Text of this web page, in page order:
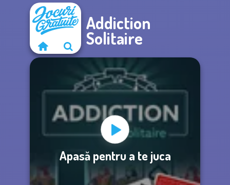
Addiction
Solitaire
Apasă pentru a te juca